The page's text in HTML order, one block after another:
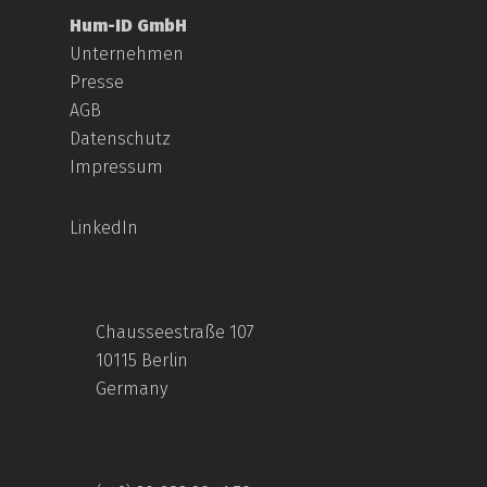
Hum-ID GmbH
Unternehmen
Presse
AGB
Datenschutz
Impressum
LinkedIn
Chausseestraße 107
10115 Berlin
Germany